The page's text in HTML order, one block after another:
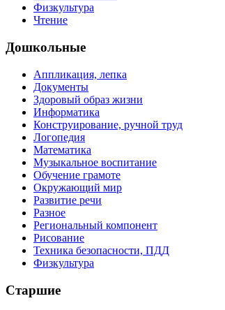
Физкультура
Чтение
Дошкольные
Аппликация, лепка
Документы
Здоровый образ жизни
Информатика
Конструирование, ручной труд
Логопедия
Математика
Музыкальное воспитание
Обучение грамоте
Окружающий мир
Развитие речи
Разное
Региональный компонент
Рисование
Техника безопасности, ПДД
Физкультура
Старшие